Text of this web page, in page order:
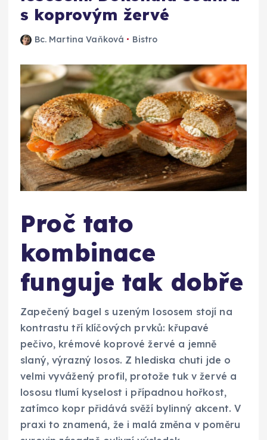
s koprovým žervé
Bc. Martina Vaňková Bistro
Proč tato
kombinace
funguje tak dobře
Zapečený bagel s uzeným lososem stojí na
kontrastu tří klíčových prvků: křupavé
pečivo, krémové koprové žervé a jemně
slaný, výrazný losos. Z hlediska chuti jde o
velmi vyvážený profil, protože tuk v žervé a
lososu tlumí kyselost i případnou hořkost,
zatímco kopr přidává svěží bylinný akcent. V
praxi to znamená, že i malá změna v poměru